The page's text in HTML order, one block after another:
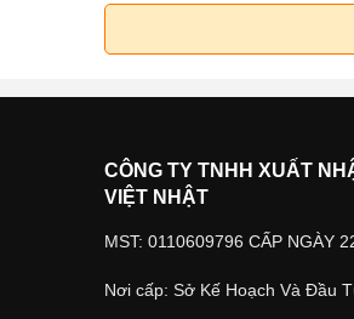
CÔNG TY TNHH XUẤT
VIỆT NHẬT
MST: 0110609796 CẤP NGÀY
Nơi cấp: Sở Kế Hoạch Và Đầu